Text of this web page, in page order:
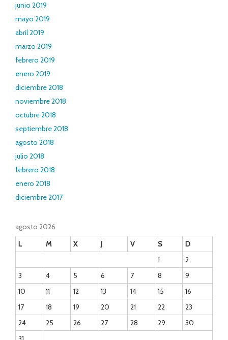
junio 2019
mayo 2019
abril 2019
marzo 2019
febrero 2019
enero 2019
diciembre 2018
noviembre 2018
octubre 2018
septiembre 2018
agosto 2018
julio 2018
febrero 2018
enero 2018
diciembre 2017
agosto 2026
L
M X J V S
D
1
2
3
4 5 6 7 8
9
10
11 12 13 14 15
16
17
18 19 20 21 22
23
24
25 26 27 28 29
30